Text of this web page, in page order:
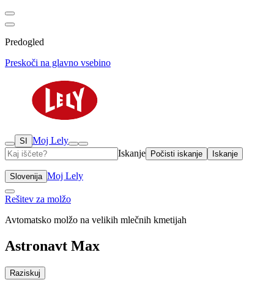
Predogled
Preskoči na glavno vsebino
SI
Moj Lely
Iskanje
Počisti iskanje Iskanje
Slovenija Moj Lely
Rešitev za molžo
Avtomatsko molžo na velikih mlečnih kmetijah
Astronavt Max
Raziskuj